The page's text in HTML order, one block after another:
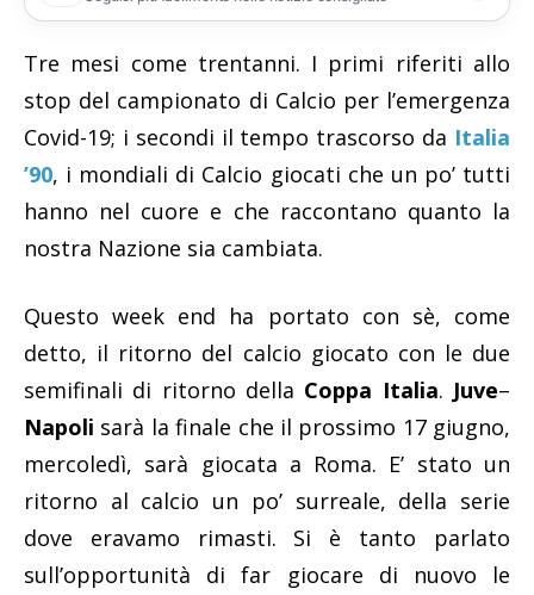
Tre mesi come trentanni. I primi riferiti allo
stop del campionato di Calcio per l’emergenza
Covid-19; i secondi il tempo trascorso da Italia
’90, i mondiali di Calcio giocati che un po’ tutti
hanno nel cuore e che raccontano quanto la
nostra Nazione sia cambiata.
Questo week end ha portato con sè, come
detto, il ritorno del calcio giocato con le due
semifinali di ritorno della Coppa Italia. Juve–
Napoli sarà la finale che il prossimo 17 giugno,
mercoledì, sarà giocata a Roma. E’ stato un
ritorno al calcio un po’ surreale, della serie
dove eravamo rimasti. Si è tanto parlato
sull’opportunità di far giocare di nuovo le